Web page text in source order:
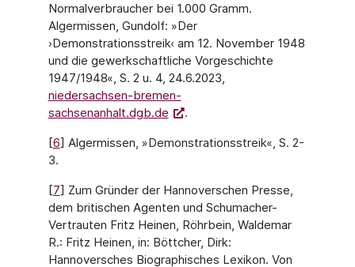
Normalverbraucher bei 1.000 Gramm.
Algermissen, Gundolf: »Der
›Demonstrationsstreik‹ am 12. November 1948
und die gewerkschaftliche Vorgeschichte
1947/1948«, S. 2 u. 4, 24.6.2023,
niedersachsen-bremen-
sachsenanhalt.dgb.de
.
[6] Algermissen, »Demonstrationsstreik«, S. 2-
3.
[7] Zum Gründer der Hannoverschen Presse,
dem britischen Agenten und Schumacher-
Vertrauten Fritz Heinen, Röhrbein, Waldemar
R.: Fritz Heinen, in: Böttcher, Dirk:
Hannoversches Biographisches Lexikon. Von